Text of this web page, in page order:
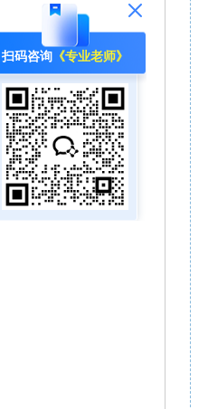
扫码咨询 《专业老师》